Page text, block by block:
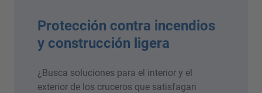
Protección contra incendios
y construcción ligera
¿Busca soluciones para el interior y el
exterior de los cruceros que satisfagan